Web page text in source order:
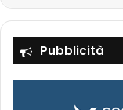
Pubblicità